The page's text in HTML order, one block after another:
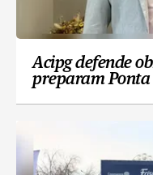
Acipg defende
preparam Ponta